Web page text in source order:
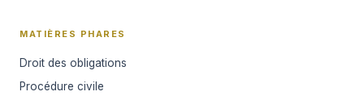
MATIÈRES PHARES
Droit des obligations
Procédure civile